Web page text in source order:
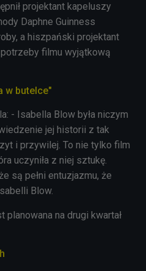
projektant kapeluszy
Daphne Guinness
a hiszpański projektant
filmu wyjątkową
w butelce"
- Isabella Blow była niczym
jej historii z tak
i przywilej. To nie tylko film
uczyniła z niej sztukę.
są pełni entuzjazmu, że
Blow.
na drugi kwartał